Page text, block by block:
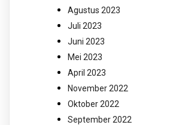
Agustus 2023
Juli 2023
Juni 2023
Mei 2023
April 2023
November 2022
Oktober 2022
September 2022